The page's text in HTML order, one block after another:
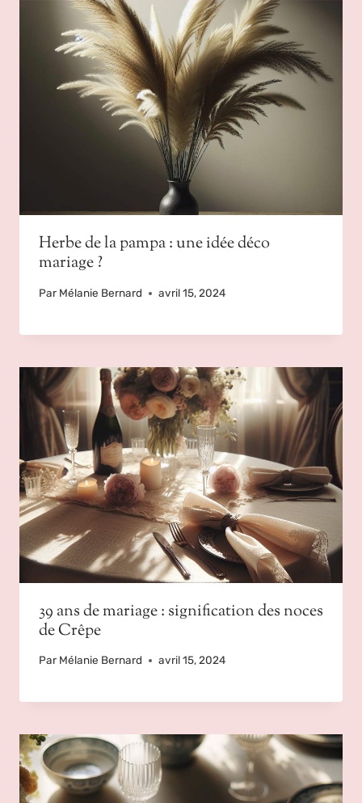
Herbe de la pampa : une idée déco
mariage ?
Par Mélanie Bernard avril 15, 2024
39 ans de mariage : signification des noces
de Crêpe
Par Mélanie Bernard avril 15, 2024